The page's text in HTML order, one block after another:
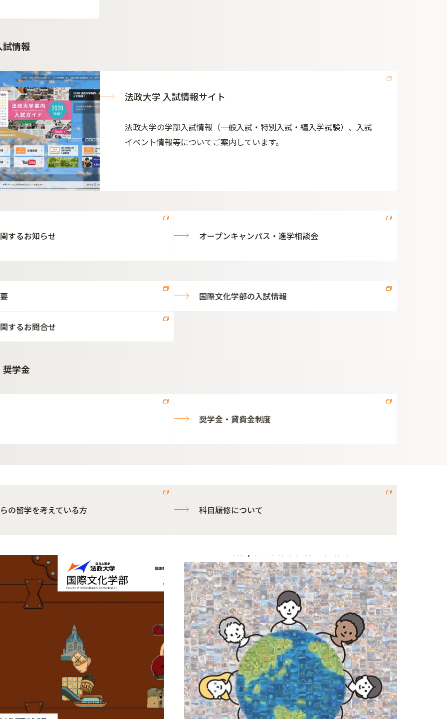
試情報
法政大学 入試情報サイト
法政大学の学部入試情報（一般入試・特別入試・編入学試験）、入試
イベント情報等についてご案内しています。
するお知らせ オープンキャンパス・進学相談会
国際文化学部の入試情報
するお問合せ
奨学金
奨学金・貸費金制度
の留学を考えている方 科目履修について